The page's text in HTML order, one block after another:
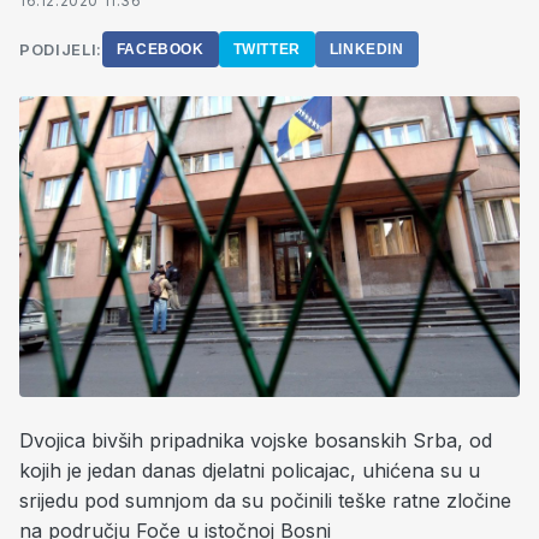
PODIJELI: FACEBOOK TWITTER LINKEDIN
Dvojica bivših pripadnika vojske bosanskih Srba, od
kojih je jedan danas djelatni policajac, uhićena su u
srijedu pod sumnjom da su počinili teške ratne zločine
na području Foče u istočnoj Bosni